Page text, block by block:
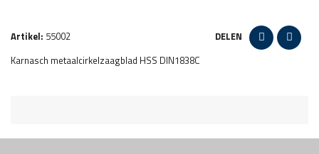
Artikel: 55002
DELEN
Karnasch metaalcirkelzaagblad HSS DIN1838C